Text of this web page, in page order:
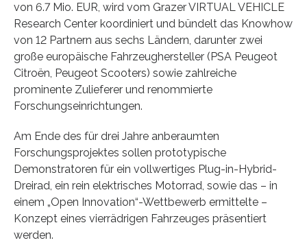
von 6.7 Mio. EUR, wird vom Grazer VIRTUAL VEHICLE
Research Center koordiniert und bündelt das Knowhow
von 12 Partnern aus sechs Ländern, darunter zwei
große europäische Fahrzeughersteller (PSA Peugeot
Citroën, Peugeot Scooters) sowie zahlreiche
prominente Zulieferer und renommierte
Forschungseinrichtungen.
Am Ende des für drei Jahre anberaumten
Forschungsprojektes sollen prototypische
Demonstratoren für ein vollwertiges Plug-in-Hybrid-
Dreirad, ein rein elektrisches Motorrad, sowie das – in
einem „Open Innovation“-Wettbewerb ermittelte –
Konzept eines vierrädrigen Fahrzeuges präsentiert
werden.